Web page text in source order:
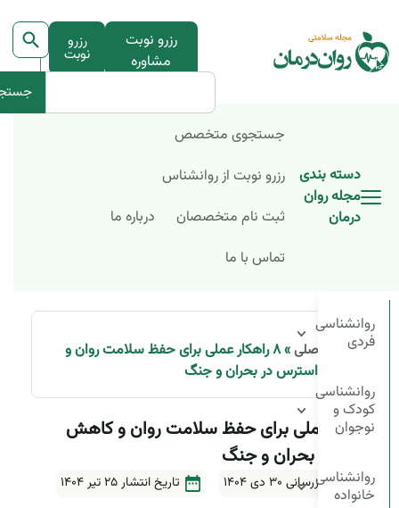
رزرو نوبت
مشاوره
رزرو
نوبت
دسته بندی
مجله روان
درمان
جستجوی متخصص
رزرو نوبت از روانشناس
ثبت نام متخصصان
درباره ما
تماس با ما
روانشناسی
فردی
روانشناسی
کودک و
نوجوان
روانشناسی
خانواده
صفحه اصلی» ۸ راهکار عملی برای حفظ سلامت روان و
کاهش استرس در بحران و جنگ
۸ راهکار عملی برای حفظ سلامت روان و کاهش
استرس در بحران و جنگ
آخرین بروزرسانی ۳۰ دی ۱۴۰۴ تاریخ انتشار25 تیر 1404